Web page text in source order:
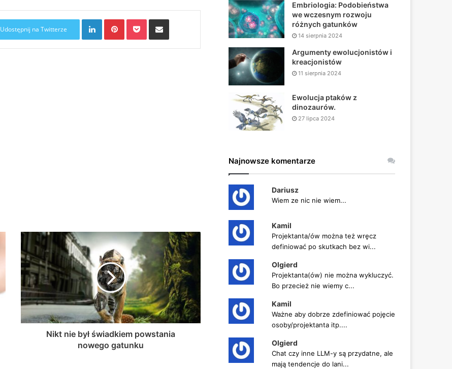
Udostępnij na Twitterze
LinkedIn Pinterest Pocket
Nikt nie był świadkiem powstania
nowego gatunku
Embriologia: Podobieństwa
we wczesnym rozwoju
różnych gatunków
14 sierpnia 2024
Argumenty ewolucjonistów i
kreacjonistów
11 sierpnia 2024
Ewolucja ptaków z
dinozaurów.
27 lipca 2024
Najnowsze komentarze
Dariusz
Wiem ze nic nie wiem...
Kamil
Projektanta/ów można też wręcz
definiować po skutkach bez wi...
Olgierd
Projektanta(ów) nie można wykluczyć.
Bo przecież nie wiemy c...
Kamil
Ważne aby dobrze zdefiniować pojęcie
osoby/projektanta itp....
Olgierd
Chat czy inne LLM-y są przydatne, ale
mają tendencje do lani...